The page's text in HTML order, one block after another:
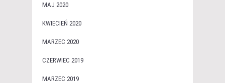
MAJ 2020
KWIECIEŃ 2020
MARZEC 2020
CZERWIEC 2019
MARZEC 2019